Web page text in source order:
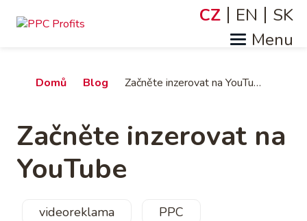
Jazyky
CZ EN SK
Drobečková
Domů Blog Začněte inzerovat na YouTube
Začněte inzerovat na
YouTube
videoreklama PPC